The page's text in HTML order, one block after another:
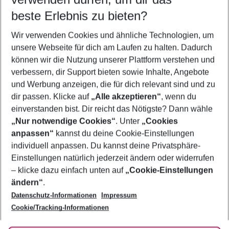
Last Minute Olbia
Familienurlaub Olbia
Frübucher Angebote Olbia für 2026
Flug & Hotel Olbia
Pauschalreisen Olbia
Footer
Footer navigation
Über uns
AGB
Bestpreisgarantie
Cookie-Einstellungen ändern
Cookie-Richtlinie
Agenturbetreuung
Barrierefreies Reisen
Folge uns
beste Erlebnis zu bieten?
Wir verwenden Cookies und ähnliche Technologien, um
unsere Webseite für dich am Laufen zu halten. Dadurch
können wir die Nutzung unserer Plattform verstehen und
verbessern, dir Support bieten sowie Inhalte, Angebote
und Werbung anzeigen, die für dich relevant sind und zu
dir passen. Klicke auf „Alle akzeptieren“, wenn du
einverstanden bist. Dir reicht das Nötigste? Dann wähle
„Nur notwendige Cookies“. Unter „Cookies
anpassen“ kannst du deine Cookie-Einstellungen
individuell anpassen. Du kannst deine Privatsphäre-
Einstellungen natürlich jederzeit ändern oder widerrufen
– klicke dazu einfach unten auf „Cookie-Einstellungen
ändern“.
Datenschutz-Informationen
Impressum
Cookie/Tracking-Informationen